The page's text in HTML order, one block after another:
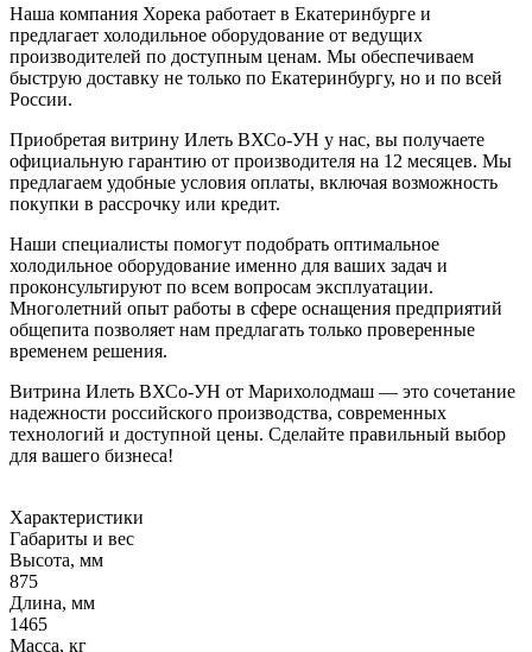
Наша компания Хорека работает в Екатеринбурге и
предлагает холодильное оборудование от ведущих
производителей по доступным ценам. Мы обеспечиваем
быструю доставку не только по Екатеринбургу, но и по всей
России.
Приобретая витрину Илеть ВХСо-УН у нас, вы получаете
официальную гарантию от производителя на 12 месяцев. Мы
предлагаем удобные условия оплаты, включая возможность
покупки в рассрочку или кредит.
Наши специалисты помогут подобрать оптимальное
холодильное оборудование именно для ваших задач и
проконсультируют по всем вопросам эксплуатации.
Многолетний опыт работы в сфере оснащения предприятий
общепита позволяет нам предлагать только проверенные
временем решения.
Витрина Илеть ВХСо-УН от Марихолодмаш — это сочетание
надежности российского производства, современных
технологий и доступной цены. Сделайте правильный выбор
для вашего бизнеса!
Характеристики
Габариты и вес
Высота, мм
875
Длина, мм
1465
Масса, кг